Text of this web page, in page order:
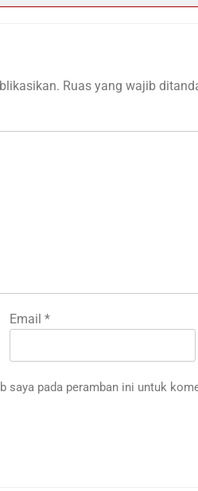
Ruas yang wajib
Email *
saya pada peramban ini untuk